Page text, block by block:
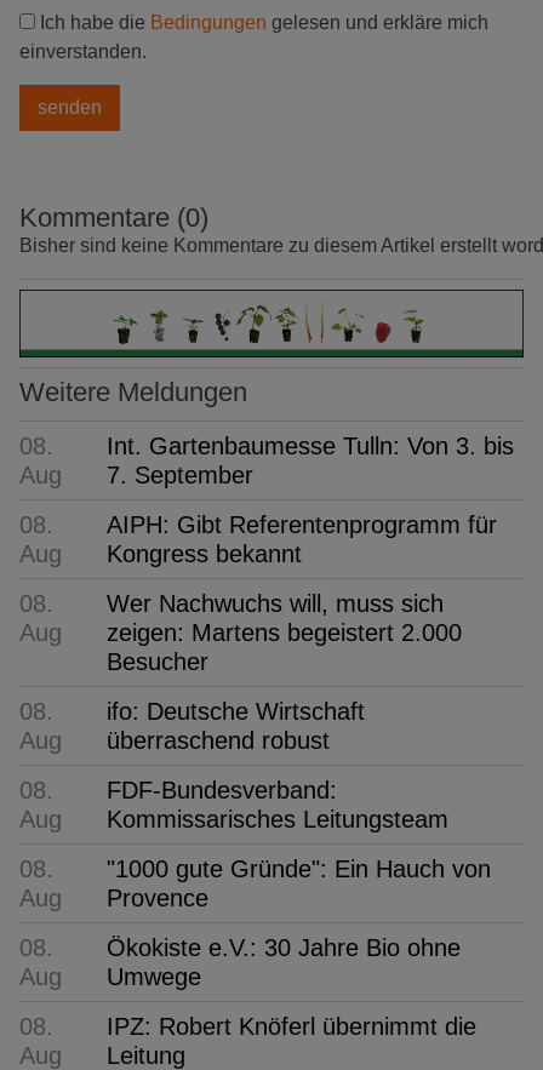
Ich habe die Bedingungen gelesen und erkläre mich
einverstanden.
Kommentare (0)
Bisher sind keine Kommentare zu diesem Artikel erstellt
Weitere Meldungen
08.
Aug
Int. Gartenbaumesse Tulln: Von 3. bis
7. September
08.
Aug
AIPH: Gibt Referentenprogramm für
Kongress bekannt
08.
Aug
Wer Nachwuchs will, muss sich
zeigen: Martens begeistert 2.000
Besucher
08.
Aug
ifo: Deutsche Wirtschaft
überraschend robust
08.
Aug
FDF-Bundesverband:
Kommissarisches Leitungsteam
08.
Aug
"1000 gute Gründe": Ein Hauch von
Provence
08.
Aug
Ökokiste e.V.: 30 Jahre Bio ohne
Umwege
08.
Aug
IPZ: Robert Knöferl übernimmt die
Leitung